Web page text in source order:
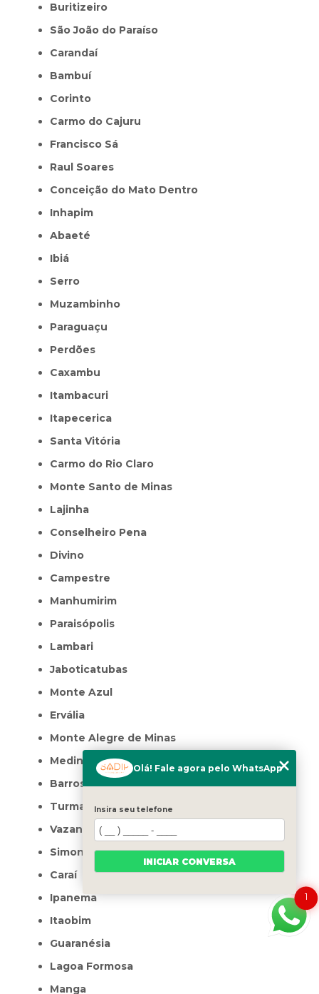
Buritizeiro
São João do Paraíso
Carandaí
Bambuí
Corinto
Carmo do Cajuru
Francisco Sá
Raul Soares
Conceição do Mato Dentro
Inhapim
Abaeté
Ibiá
Serro
Muzambinho
Paraguaçu
Perdões
Caxambu
Itambacuri
Itapecerica
Santa Vitória
Carmo do Rio Claro
Monte Santo de Minas
Lajinha
Conselheiro Pena
Divino
Campestre
Manhumirim
Paraisópolis
Lambari
Jaboticatubas
Monte Azul
Ervália
Monte Alegre de Minas
Medina
Barroso
Turmalina
Vazante
Simonésia
Caraí
Ipanema
Itaobim
Guaranésia
Lagoa Formosa
Manga
1
Olá! Fale agora pelo WhatsApp
Insira seu telefone
INICIAR CONVERSA